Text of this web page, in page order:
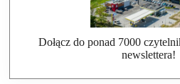
Dołącz do ponad 7000
newslettera!